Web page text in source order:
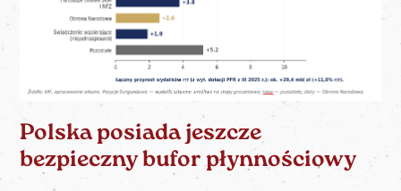
Polska posiada jeszcze
bezpieczny bufor płynnościowy